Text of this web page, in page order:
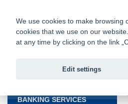
Fio bank
BANKING SERVICES
We use cookies to make browsing
cookies that we use on our
at any time by clicking on the link
Edit settings